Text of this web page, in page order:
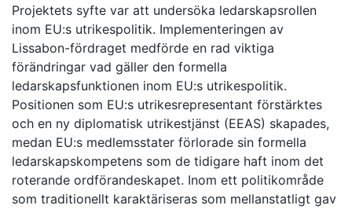
Projektets syfte var att undersöka ledarskapsrollen
inom EU:s utrikespolitik. Implementeringen av
Lissabon-fördraget medförde en rad viktiga
förändringar vad gäller den formella
ledarskapsfunktionen inom EU:s utrikespolitik.
Positionen som EU:s utrikesrepresentant förstärktes
och en ny diplomatisk utrikestjänst (EEAS) skapades,
medan EU:s medlemsstater förlorade sin formella
ledarskapskompetens som de tidigare haft inom det
roterande ordförandeskapet. Inom ett politikområde
som traditionellt karaktäriseras som mellanstatligt gav